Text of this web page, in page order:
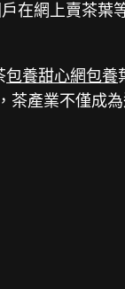
在網上賣茶葉
包養甜心網包養
茶產業不僅成